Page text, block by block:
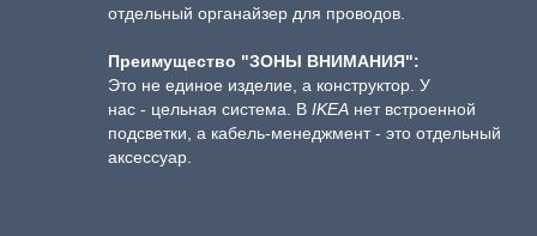
отдельный органайзер для проводов.
Преимущество "ЗОНЫ ВНИМАНИЯ":
Это не единое изделие, а конструктор. У
нас - цельная система. В IKEA нет встроенной
подсветки, а кабель-менеджмент - это отдельный
аксессуар.